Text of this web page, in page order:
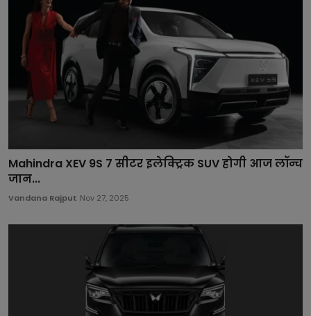
Mahindra XEV 9S 7 सीटर इलेक्ट्रिक SUV होगी आज लॉन्च
जान...
Vandana Rajput Nov 27, 2025